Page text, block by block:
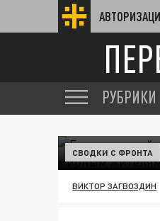
РУБРИКИ
СВОДКИ С ФРОНТА
ВИКТОР ЗАГВОЗДИН